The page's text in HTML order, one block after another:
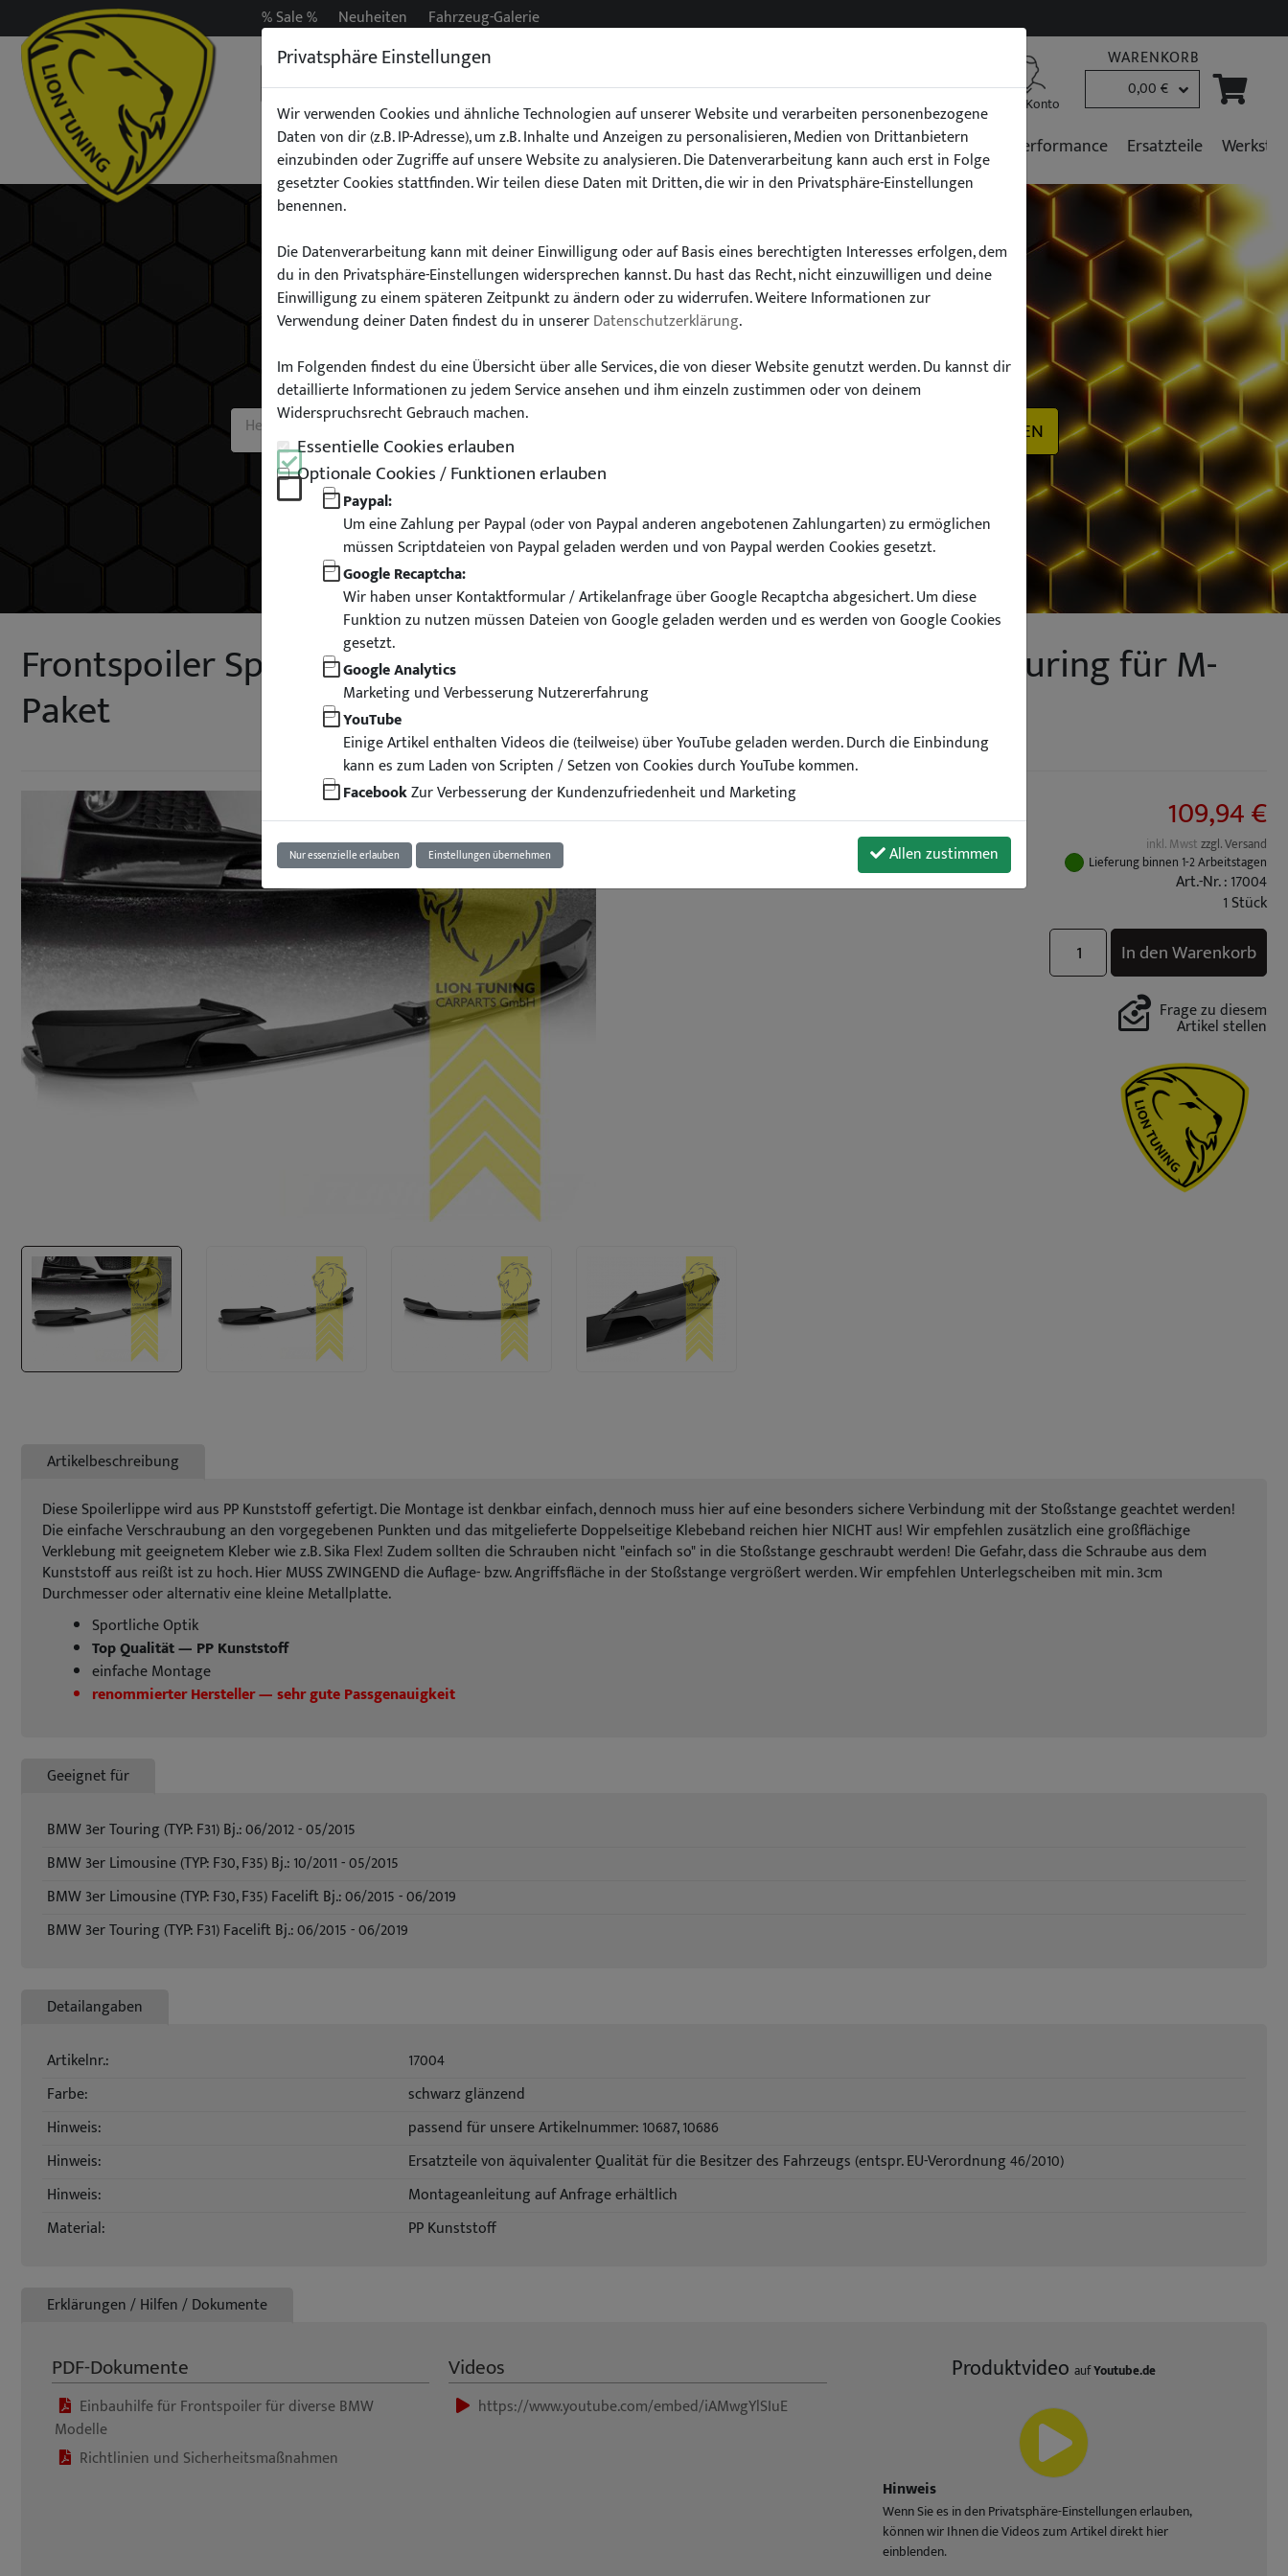
% Sale % Neuheiten Fahrzeug-Galerie
B2B Kunden Mein Konto
WARENKORB
0,00 €
Auspuff Beleuchtung Exterieur Fahrwerk Interieur Stoßstangen/Spoiler Fahrzeugpflege Performance Ersatzteile
Wähle dein Auto
finde alle passenden Teile schnell und einfach
Hersteller: Modell: SUCHEN
Frontspoiler Spoilerlippe Spoiler für BMW F30 Limousine F31 Touring für M-
Paket
109,94 €
inkl. Mwstzzgl. Versand
Lieferung binnen 1-2 Arbeitstagen
Art.-Nr. : 17004
1 Stück
In den Warenkorb
Frage zu diesem
Artikel stellen
Artikelbeschreibung
Diese Spoilerlippe wird aus PP Kunststoff gefertigt. Die Montage ist denkbar einfach, dennoch muss hier auf eine besonders sichere Verbindung mit der Stoßstange geachtet werden!
Die einfache Verschraubung an den vorgegebenen Punkten und das mitgelieferte Doppelseitige Klebeband reichen hier NICHT aus! Wir empfehlen zusätzlich eine großflächige
Verklebung mit geeignetem Kleber wie z.B. Sika Flex! Zudem sollten die Schrauben nicht "einfach so" in die Stoßstange geschraubt werden! Die Gefahr, dass die Schraube aus dem
Kunststoff aus reißt ist zu hoch. Hier MUSS ZWINGEND die Auflage- bzw. Angriffsfläche in der Stoßstange vergrößert werden. Wir empfehlen Unterlegscheiben mit min. 3cm
Durchmesser oder alternativ eine kleine Metallplatte.
Sportliche Optik
Top Qualität — PP Kunststoff
einfache Montage
renommierter Hersteller — sehr gute Passgenauigkeit
Geeignet für
BMW 3er Touring (TYP: F31) Bj.: 06/2012 - 05/2015
BMW 3er Limousine (TYP: F30, F35) Bj.: 10/2011 - 05/2015
BMW 3er Limousine (TYP: F30, F35) Facelift Bj.: 06/2015 - 06/2019
BMW 3er Touring (TYP: F31) Facelift Bj.: 06/2015 - 06/2019
Detailangaben
Artikelnr.:
17004
Farbe:
schwarz glänzend
Hinweis:
passend für unsere Artikelnummer: 10687, 10686
Hinweis:
Ersatzteile von äquivalenter Qualität für die Besitzer des Fahrzeugs (entspr. EU-Verordnung 46/2010)
Hinweis:
Montageanleitung auf Anfrage erhältlich
Material:
PP Kunststoff
Erklärungen / Hilfen / Dokumente
PDF-Dokumente
Einbauhilfe für Frontspoiler für diverse BMW
Modelle
Richtlinien und Sicherheitsmaßnahmen
Videos
https://www.youtube.com/embed/iAMwgYlSIuE
Produktvideo aufYoutube.de
Hinweis
Wenn Sie es in den Privatsphäre-Einstellungen erlauben,
können wir Ihnen die Videos zum Artikel direkt hier
einblenden.
Privatsphäre Einstellungen
Wir verwenden Cookies und ähnliche Technologien auf unserer Website und verarbeiten personenbezogene
Daten von dir (z.B. IP-Adresse), um z.B. Inhalte und Anzeigen zu personalisieren, Medien von Drittanbietern
einzubinden oder Zugriffe auf unsere Website zu analysieren. Die Datenverarbeitung kann auch erst in Folge
gesetzter Cookies stattfinden. Wir teilen diese Daten mit Dritten, die wir in den Privatsphäre-Einstellungen
benennen.
Die Datenverarbeitung kann mit deiner Einwilligung oder auf Basis eines berechtigten Interesses erfolgen, dem
du in den Privatsphäre-Einstellungen widersprechen kannst. Du hast das Recht, nicht einzuwilligen und deine
Einwilligung zu einem späteren Zeitpunkt zu ändern oder zu widerrufen. Weitere Informationen zur
Verwendung deiner Daten findest du in unsererDatenschutzerklärung.
Im Folgenden findest du eine Übersicht über alle Services, die von dieser Website genutzt werden. Du kannst dir
detaillierte Informationen zu jedem Service ansehen und ihm einzeln zustimmen oder von deinem
Widerspruchsrecht Gebrauch machen.
Essentielle Cookies erlauben
Optionale Cookies / Funktionen erlauben
Paypal:
Um eine Zahlung per Paypal (oder von Paypal anderen angebotenen Zahlungarten) zu ermöglichen
müssen Scriptdateien von Paypal geladen werden und von Paypal werden Cookies gesetzt.
Google Recaptcha:
Wir haben unser Kontaktformular / Artikelanfrage über Google Recaptcha abgesichert. Um diese
Funktion zu nutzen müssen Dateien von Google geladen werden und es werden von Google Cookies
gesetzt.
Google Analytics
Marketing und Verbesserung Nutzererfahrung
YouTube
Einige Artikel enthalten Videos die (teilweise) über YouTube geladen werden. Durch die Einbindung
kann es zum Laden von Scripten / Setzen von Cookies durch YouTube kommen.
FacebookZur Verbesserung der Kundenzufriedenheit und Marketing
Nur essenzielle erlauben Einstellungen übernehmen Allen zustimmen